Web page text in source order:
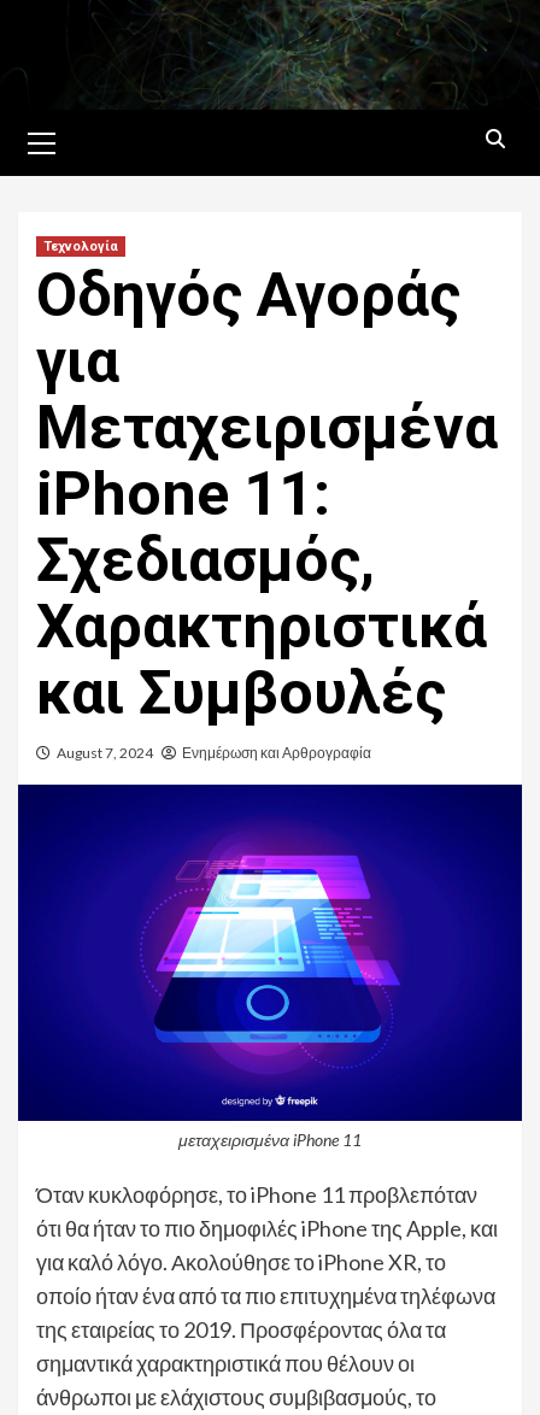
content
Menu
Τεχνολογία
Οδηγός Αγοράς
για
Μεταχειρισμένα
iPhone 11:
Σχεδιασμός,
Χαρακτηριστικά
και Συμβουλές
August 7, 2024 Ενημέρωση και Αρθρογραφία
μεταχειρισμένα iPhone 11
Όταν κυκλοφόρησε, το iPhone 11 προβλεπόταν
ότι θα ήταν το πιο δημοφιλές iPhone της Apple, και
για καλό λόγο. Ακολούθησε το iPhone XR, το
οποίο ήταν ένα από τα πιο επιτυχημένα τηλέφωνα
της εταιρείας το 2019. Προσφέροντας όλα τα
σημαντικά χαρακτηριστικά που θέλουν οι
άνθρωποι με ελάχιστους συμβιβασμούς, το